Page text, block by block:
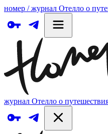
номер / журнал Отелло о
журнал Отелло о